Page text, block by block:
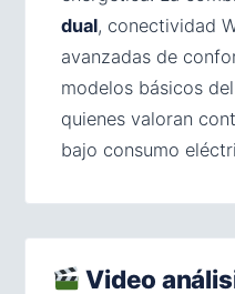
dual, conectividad
avanzadas de
modelos básicos
quienes valoran
bajo consumo
Video